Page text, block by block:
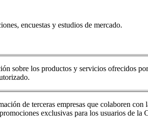
encuestas y estudios de mercado.
sobre los productos y servicios ofrecidos
de terceras empresas que colaboren
exclusivas para los usuarios de